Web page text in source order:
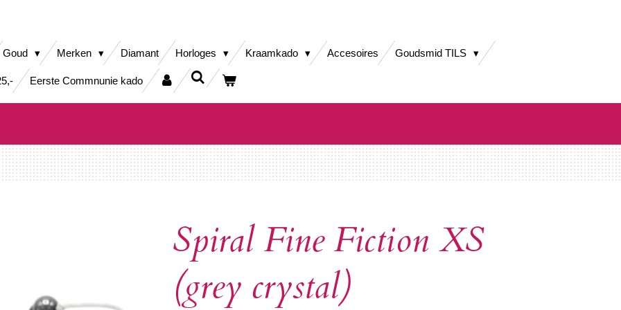
Goud Merken Diamant Horloges Kraamkado Accesoires Goudsmid TILS
Eerste Commnunie kado
Spiral Fine Fiction XS
(grey crystal)